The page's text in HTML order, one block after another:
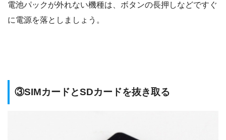
電池パックが外れない機種は、ボタンの長押しなどですぐ
に電源を落としましょう。
③SIMカードとSDカードを抜き取る